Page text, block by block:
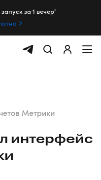
за 1 вечер"
Метрики
интерфейс